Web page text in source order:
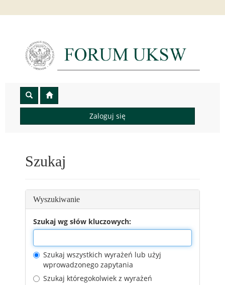
Zaloguj się
Szukaj
Wyszukiwanie
Szukaj wg słów kluczowych:
Szukaj wszystkich wyrażeń lub użyj
wprowadzonego zapytania
Szukaj któregokolwiek z wyrażeń